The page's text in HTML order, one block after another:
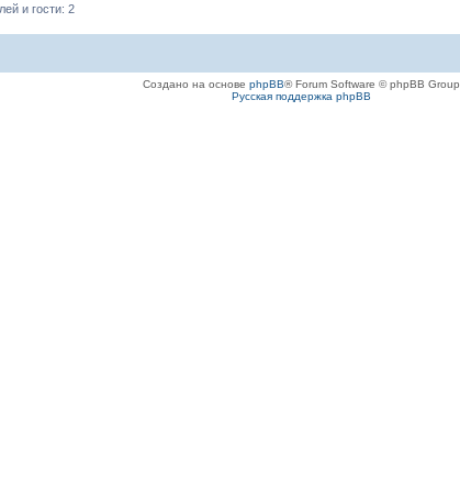
и гости: 2
Создано на основе phpBB® Forum Software © phpBB Group
Русская поддержка phpBB